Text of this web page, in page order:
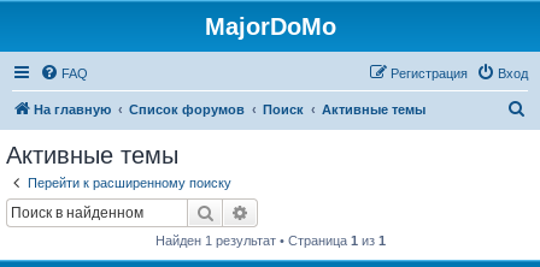
MajorDoMo
FAQ Вход
Регистрация
На главную Список форумов Поиск Активные темы
Активные темы
Перейти к расширенному поиску
Поиск
Найден 1 результат • Страница 1 из 1